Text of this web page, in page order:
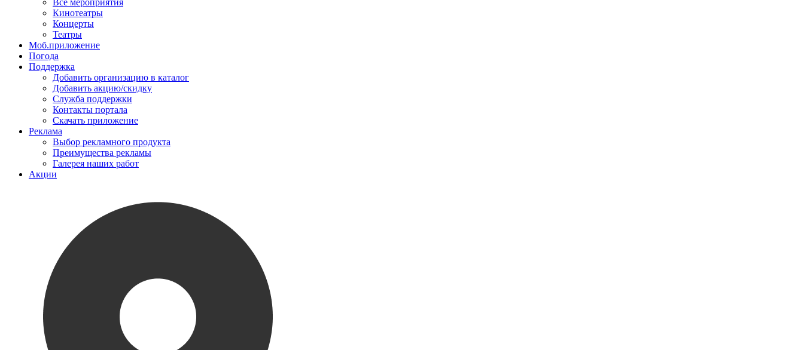
Все мероприятия
Кинотеатры
Концерты
Театры
Моб.приложение
Погода
Поддержка
Добавить организацию в каталог
Добавить акцию/скидку
Служба поддержки
Контакты портала
Скачать приложение
Реклама
Выбор рекламного продукта
Преимущества рекламы
Галерея наших работ
Акции